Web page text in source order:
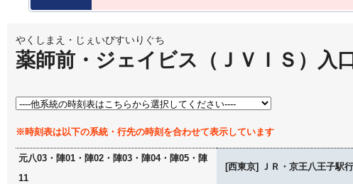
やくしまえ・じぇいびすいりぐち
薬師前・ジェイビス（ＪＶＩＳ）入
※時刻表は以下の系統・行先の時刻を合わせて表示しています
元八03・陣01・陣02・陣03・陣04・陣05・陣
11
[西東京] ＪＲ・京王八王子駅行